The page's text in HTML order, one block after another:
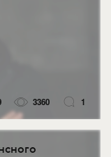
3360 1